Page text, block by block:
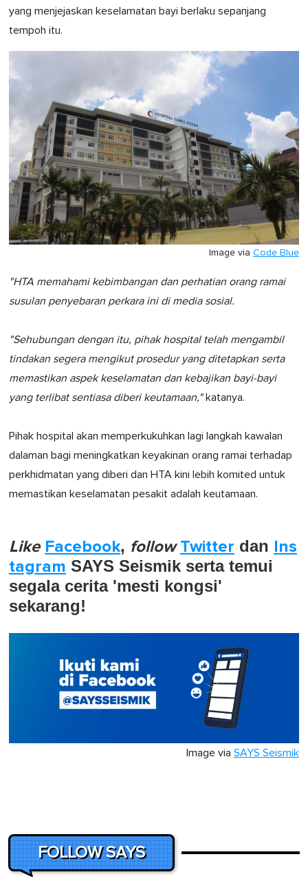
yang menjejaskan keselamatan bayi berlaku sepanjang
tempoh itu.
Image via Code Blue
"HTA memahami kebimbangan dan perhatian orang ramai
susulan penyebaran perkara ini di media sosial.
"Sehubungan dengan itu, pihak hospital telah mengambil
tindakan segera mengikut prosedur yang ditetapkan serta
memastikan aspek keselamatan dan kebajikan bayi-bayi
yang terlibat sentiasa diberi keutamaan,"katanya.
Pihak hospital akan memperkukuhkan lagi langkah kawalan
dalaman bagi meningkatkan keyakinan orang ramai terhadap
perkhidmatan yang diberi dan HTA kini lebih komited untuk
memastikan keselamatan pesakit adalah keutamaan.
Like Facebook, follow Twitter dan Ins
tagram SAYS Seismik serta temui
segala cerita 'mesti kongsi'
sekarang!
Image via SAYS Seismik
FOLLOW SAYS